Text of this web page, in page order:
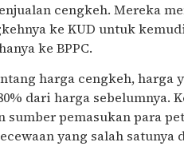
cengkeh. Mereka
ke KUD untuk
ke BPPC.
harga cengkeh, harga
dari harga sebelumnya.
pemasukan para
yang salah satunya